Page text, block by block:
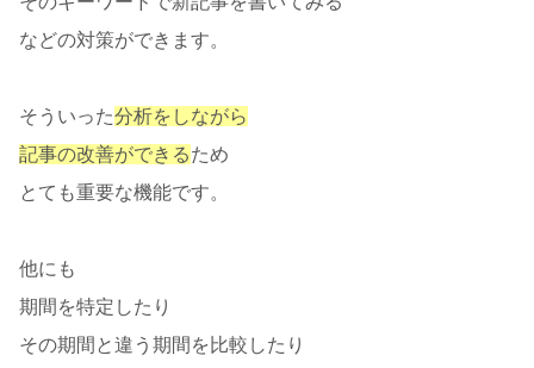
などの対策ができます。
そういった分析をしながら
記事の改善ができるため
とても重要な機能です。
他にも
期間を特定したり
その期間と違う期間を比較したり